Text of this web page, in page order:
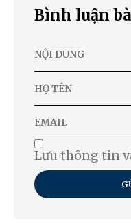
Bình luận
Lưu thông tin